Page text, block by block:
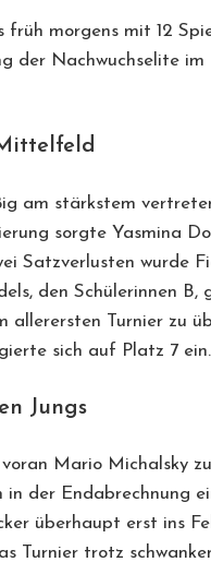
früh morgens mit 12
der Nachwuchselite
am stärkstem
sorgte Yasmina
Satzverlusten wurde
den Schülerinnen
allerersten Turnier zu
sich auf Platz 7 ein.
Jungs
Mario Michalsky
in der
überhaupt erst ins
Turnier trotz